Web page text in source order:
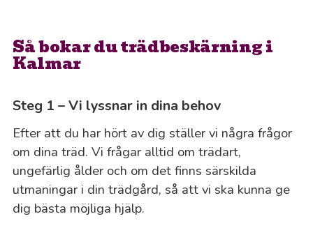
Så bokar du trädbeskärning i
Kalmar
Steg 1 – Vi lyssnar in dina behov
Efter att du har hört av dig ställer vi några frågor
om dina träd. Vi frågar alltid om trädart,
ungefärlig ålder och om det finns särskilda
utmaningar i din trädgård, så att vi ska kunna ge
dig bästa möjliga hjälp.